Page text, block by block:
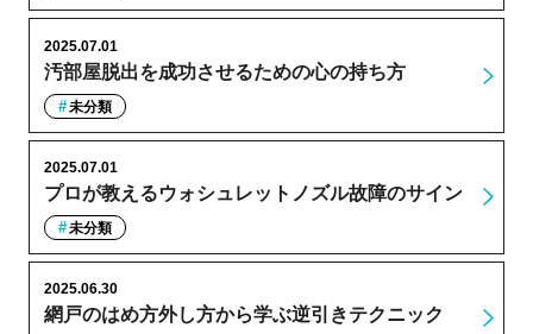
汚部屋脱出を成功させるための心の持ち方
2025.07.01
未分類
プロが教えるウォシュレットノズル故障のサイン
2025.07.01
未分類
網戸のはめ方外し方から学ぶ逆引きテクニック
2025.06.30